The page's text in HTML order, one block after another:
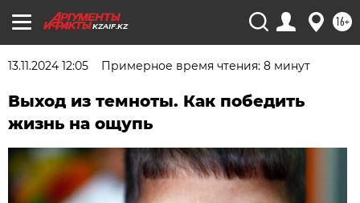
KZAIF.KZ 16+
13.11.2024 12:05 Примерное время чтения: 8 минут
Выход из темноты. Как победить
жизнь на ощупь